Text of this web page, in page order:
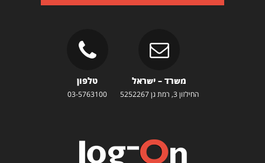
משרד – ישראל
החילזון 3, רמת גן 5252267
טלפון
03-5763100